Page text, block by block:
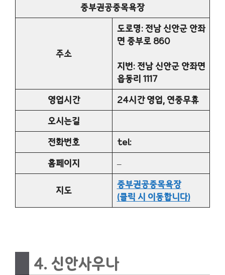
중부권공중목욕장
주소
도로명: 전남 신안군 안좌
면 중부로 860
지번: 전남 신안군 안좌면
읍동리 1117
영업시간
24시간 영업, 연중무휴
오시는길
전화번호
tel:
홈페이지
–
지도
중부권공중목욕장
(클릭 시 이동합니다)
4. 신안사우나